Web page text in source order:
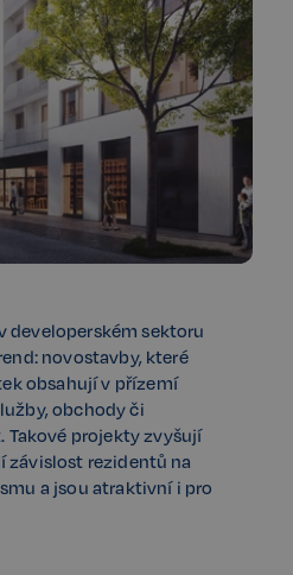
developerském sektoru
novostavby, které
obsahují v přízemí
obchody či
Takové projekty zvyšují
rezidentů na
a jsou atraktivní i pro